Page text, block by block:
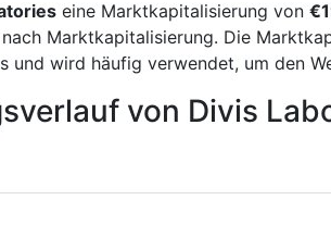
eine Marktkapitalisierung von
Marktkapitalisierung. Die
und wird häufig verwendet, um den
von Divis